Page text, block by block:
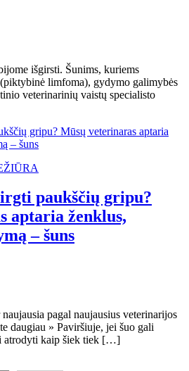
išgirsti. Šunims, kuriems
limfoma), gydymo galimybės
veterinarinių vaistų specialisto
paukščių gripu?
aptaria ženklus,
– šuns
pagal naujausius veterinarijos
daugiau » Paviršiuje, jei šuo gali
atrodyti kaip šiek tiek […]